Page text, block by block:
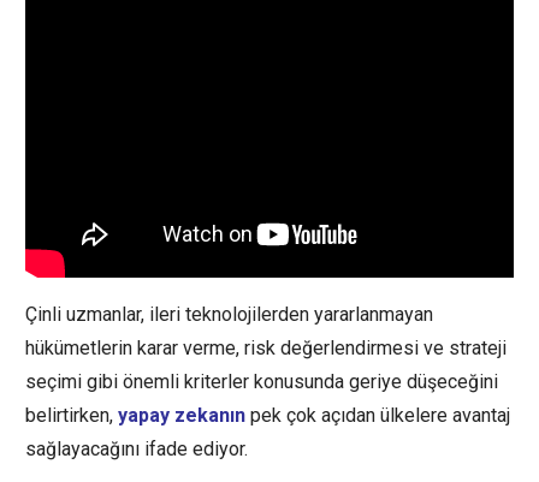
Çinli uzmanlar, ileri teknolojilerden yararlanmayan
hükümetlerin karar verme, risk değerlendirmesi ve strateji
seçimi gibi önemli kriterler konusunda geriye düşeceğini
belirtirken, yapay zekanın pek çok açıdan ülkelere avantaj
sağlayacağını ifade ediyor.